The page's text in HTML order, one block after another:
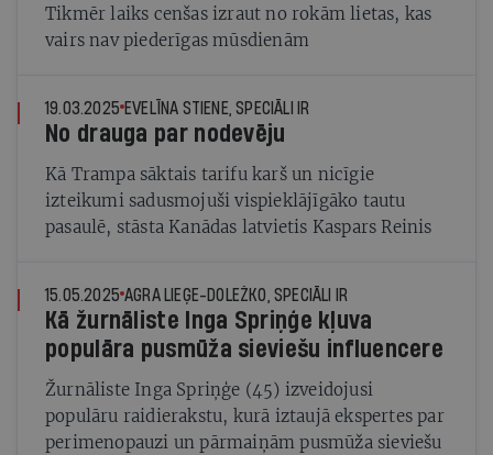
Tikmēr laiks cenšas izraut no rokām lietas, kas
vairs nav piederīgas mūsdienām
19.03.2025 EVELĪNA STIENE, SPECIĀLI IR
No drauga par nodevēju
Kā Trampa sāktais tarifu karš un nicīgie
izteikumi sadusmojuši vispieklājīgāko tautu
pasaulē, stāsta Kanādas latvietis Kaspars Reinis
15.05.2025 AGRA LIEĢE-DOLEŽKO, SPECIĀLI IR
Kā žurnāliste Inga Spriņģe kļuva
populāra pusmūža sieviešu influencere
Žurnāliste Inga Spriņģe (45) izveidojusi
populāru raidierakstu, kurā iztaujā ekspertes par
perimenopauzi un pārmaiņām pusmūža sieviešu